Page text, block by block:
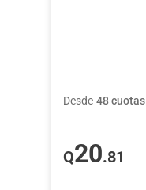
Desde 48 cuotas
Q20.81